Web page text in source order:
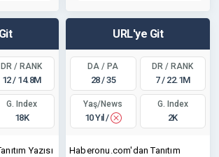
DR / RANK
12 / 14.8M
G. Index
18K
Yazısı
URL'ye Git
DA / PA
28 / 35
DR / RANK
7 / 22.1M
Yaş/News
10 Yıl /
G. Index
2K
Haberonu.com'dan Tanıtım